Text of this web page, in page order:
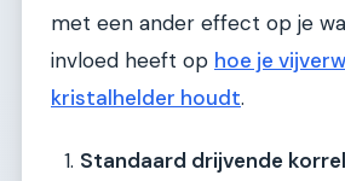
met een ander effect op je
invloed heeft op hoe je
kristalhelder houdt.
Standaard drijvende